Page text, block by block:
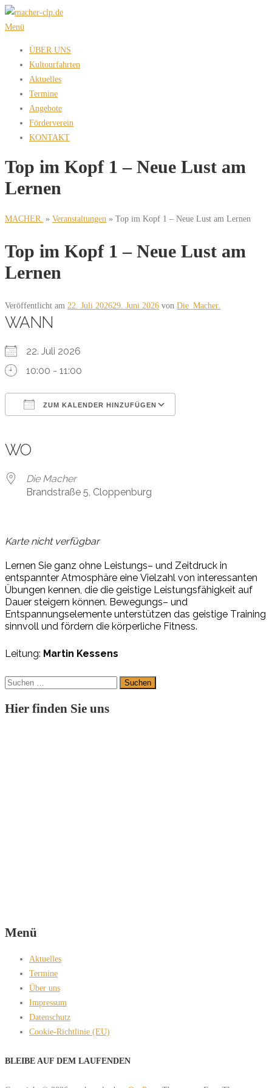
Zum
Inhalt
Menü
ÜBER UNS
Kultourfahrten
Aktuelles
Termine
Angebote
Förderverein
KONTAKT
Top im Kopf 1 – Neue Lust am
Lernen
MACHER. » Veranstaltungen » Top im Kopf 1 – Neue Lust am Lernen
Top im Kopf 1 – Neue Lust am
Lernen
Veröffentlicht am 22. Juli 202629. Juni 2026 von Die_Macher.
WANN
22. Juli 2026
10:00 - 11:00
ZUM KALENDER HINZUFÜGEN
WO
Die Macher
Brandstraße 5, Cloppenburg
Karte nicht verfügbar
Lernen Sie ganz ohne Leistungs– und Zeitdruck in
entspannter Atmosphäre eine Vielzahl von interessanten
Übungen kennen, die die geistige Leistungsfähigkeit auf
Dauer steigern können. Bewegungs– und
Entspannungselemente unterstützen das geistige Training
sinnvoll und fördern die körperliche Fitness.
Leitung: Martin Kessens
Suchen
Hier finden Sie uns
Menü
Aktuelles
Termine
Über uns
Impressum
Datenschutz
Cookie-Richtlinie (EU)
BLEIBE AUF DEM LAUFENDEN